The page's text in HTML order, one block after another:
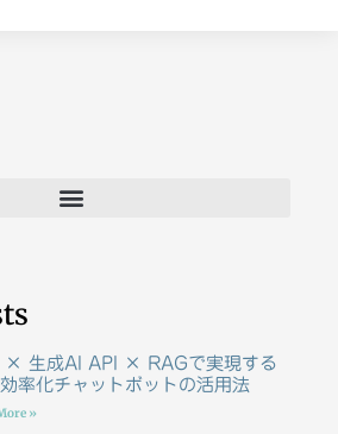
× 生成AI API × RAGで実現する
率化チャットボットの活用法
»